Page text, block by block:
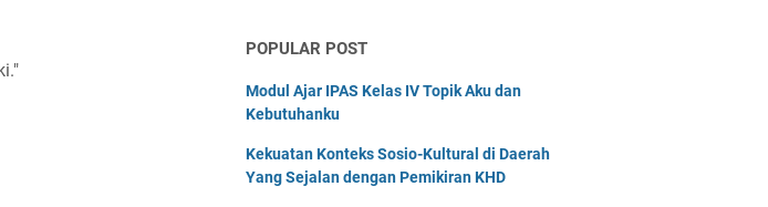
POPULAR POST
Modul Ajar IPAS Kelas IV Topik Aku dan
Kebutuhanku
Kekuatan Konteks Sosio-Kultural di Daerah
Yang Sejalan dengan Pemikiran KHD